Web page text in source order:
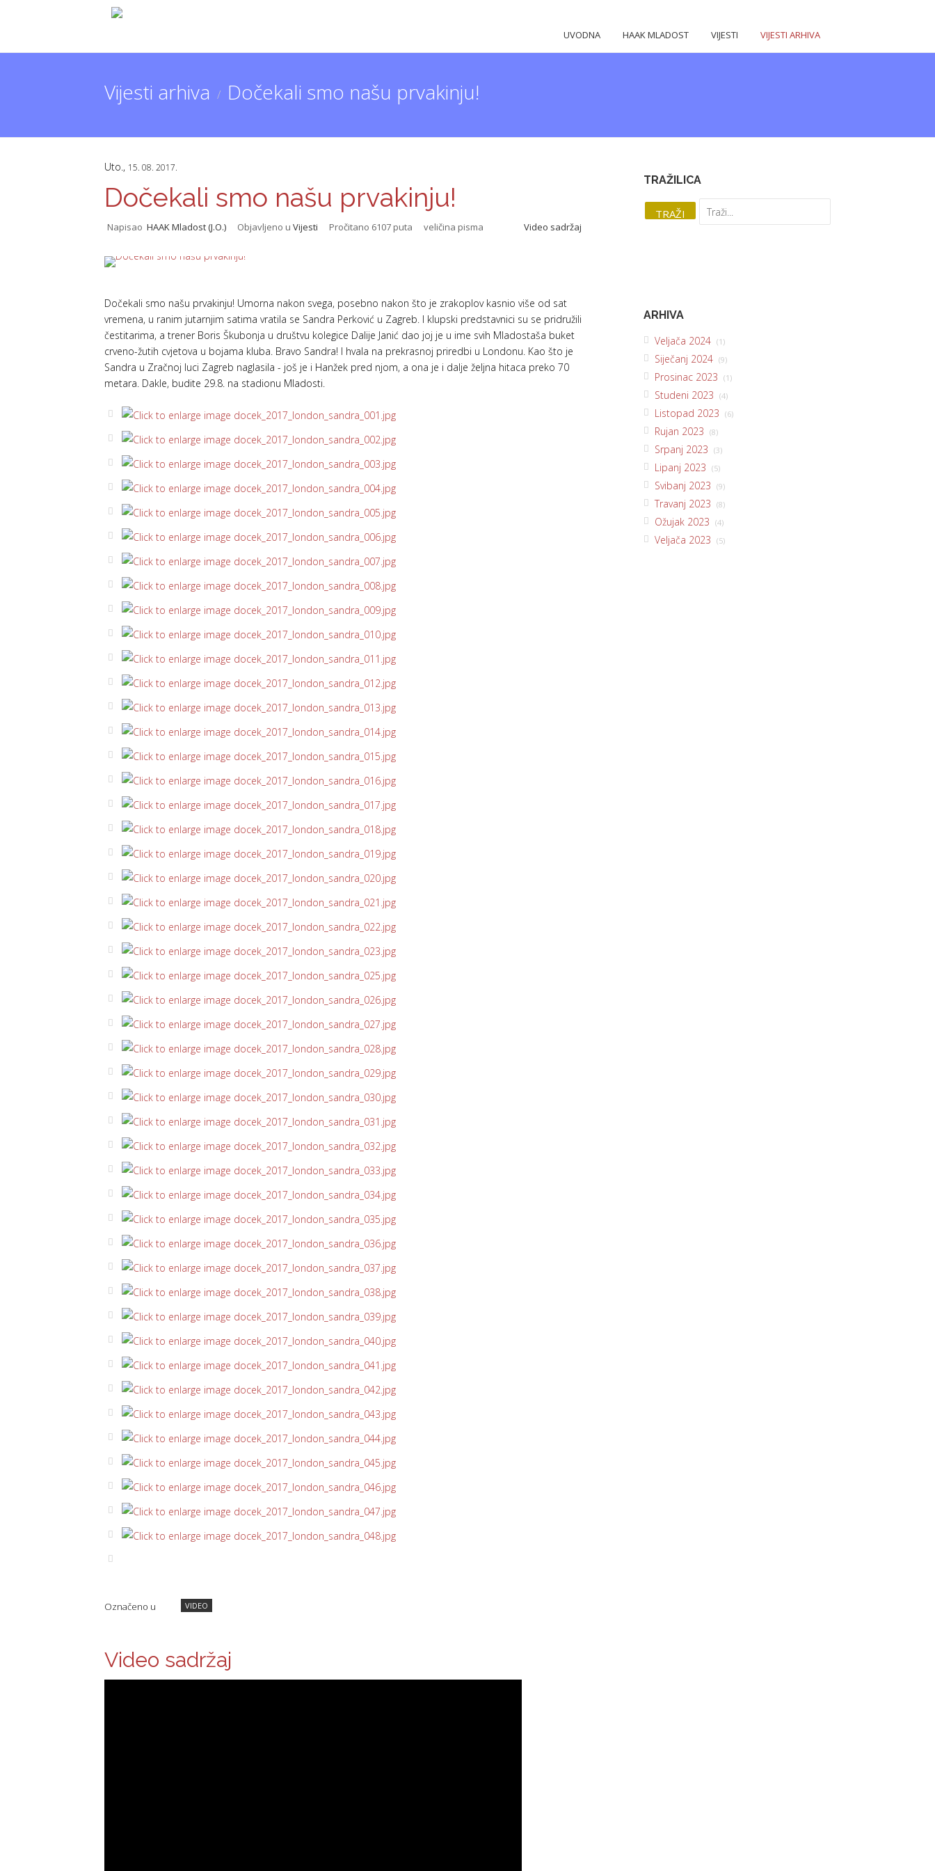
UVODNA HAAK MLADOST VIJESTI VIJESTI ARHIVA
Vijesti arhiva / Dočekali smo našu prvakinju!
Uto., 15. 08. 2017.
Dočekali smo našu prvakinju!
Napisao HAAK Mladost (J.O.) Objavljeno u Vijesti Pročitano 6107 puta veličina pisma Video sadržaj
Dočekali smo našu prvakinju! Umorna nakon svega, posebno nakon što je zrakoplov kasnio više od sat
vremena, u ranim jutarnjim satima vratila se Sandra Perković u Zagreb. I klupski predstavnici su se pridružili
čestitarima, a trener Boris Škubonja u društvu kolegice Dalije Janić dao joj je u ime svih Mladostaša buket
crveno-žutih cvjetova u bojama kluba. Bravo Sandra! I hvala na prekrasnoj priredbi u Londonu. Kao što je
Sandra u Zračnoj luci Zagreb naglasila - još je i Hanžek pred njom, a ona je i dalje željna hitaca preko 70
metara. Dakle, budite 29.8. na stadionu Mladosti.
Označeno u VIDEO
Video sadržaj
TRAŽILICA
ARHIVA
Veljača 2024 (1)
Siječanj 2024 (9)
Prosinac 2023 (1)
Studeni 2023 (4)
Listopad 2023 (6)
Rujan 2023 (8)
Srpanj 2023 (3)
Lipanj 2023 (5)
Svibanj 2023 (9)
Travanj 2023 (8)
Ožujak 2023 (4)
Veljača 2023 (5)